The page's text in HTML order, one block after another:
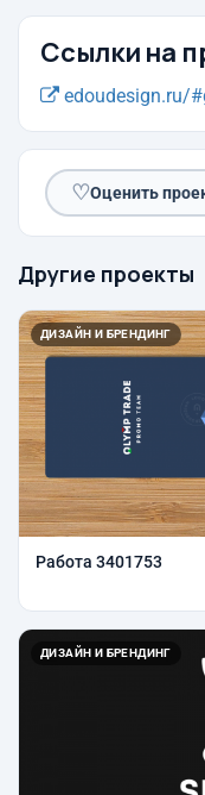
Ссылки на
edoudesign.ru/
♡Оценить
Другие проекты
ДИЗАЙН И БРЕНДИНГ
Работа 3401753
ДИЗАЙН И БРЕНДИНГ